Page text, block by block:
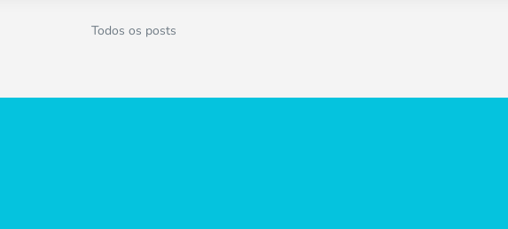
Todos os posts